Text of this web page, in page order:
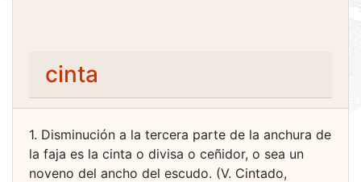
cinta
1. Disminución a la tercera parte de la anchura de
la faja es la cinta o divisa o ceñidor, o sea un
noveno del ancho del escudo. (V. Cintado,